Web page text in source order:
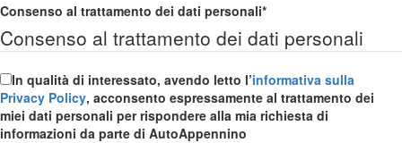
Consenso al trattamento dei dati personali*
Consenso al trattamento dei dati personali
In qualità di interessato, avendo letto l’informativa sulla
Privacy Policy, acconsento espressamente al trattamento dei
miei dati personali per rispondere alla mia richiesta di
informazioni da parte di AutoAppennino